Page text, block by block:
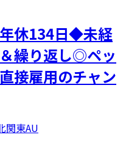
休134日◆未経
繰り返し◎ペッ
接雇用のチャン
関東AU